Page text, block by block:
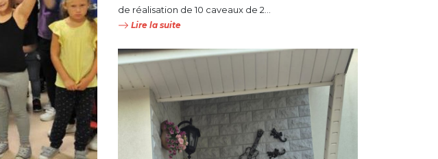
de réalisation de 10 caveaux de 2...
Lire la suite